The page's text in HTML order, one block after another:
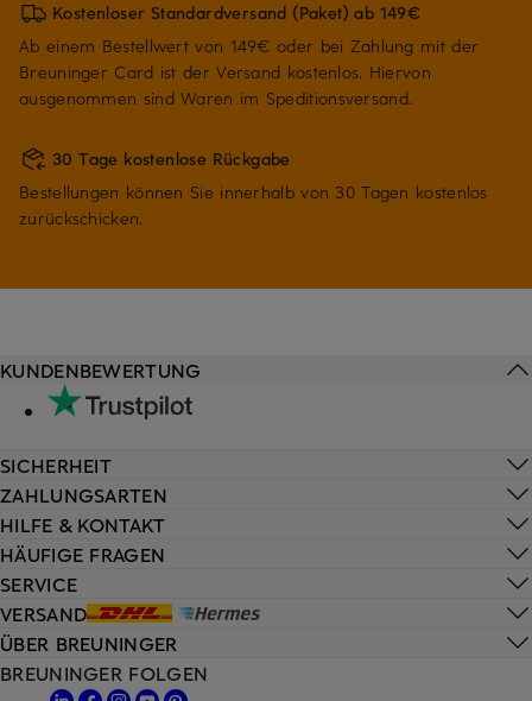
Kostenloser Standardversand (Paket) ab 149€
Ab einem Bestellwert von 149€ oder bei Zahlung mit der
Breuninger Card ist der Versand kostenlos. Hiervon
ausgenommen sind Waren im Speditionsversand.
30 Tage kostenlose Rückgabe
Bestellungen können Sie innerhalb von 30 Tagen kostenlos
zurückschicken.
HILFE & KONTAKT
HÄUFIGE FRAGEN
SERVICE
VERSAND
KUNDENBEWERTUNG
SICHERHEIT
ZAHLUNGSARTEN
ÜBER BREUNINGER
BREUNINGER FOLGEN